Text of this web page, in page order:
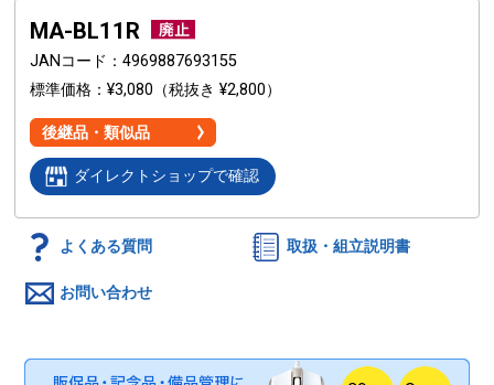
MA-BL11R
JANコード
4969887693155
標準価格
¥3,080 （税抜き ¥2,800）
後継品・類似品
ダイレクトショップで確認
よくある質問 取扱・組立説明書
お問い合わせ